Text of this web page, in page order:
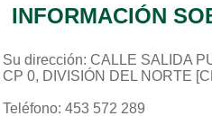
INFORMACIÓN
Su dirección: CALLE SALIDA
CP 0, DIVISIÓN DEL NORTE
Teléfono: 453 572 289